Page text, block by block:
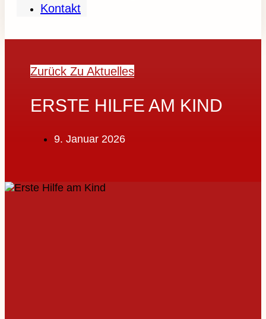
Kontakt
Zurück Zu Aktuelles
ERSTE HILFE AM KIND
9. Januar 2026